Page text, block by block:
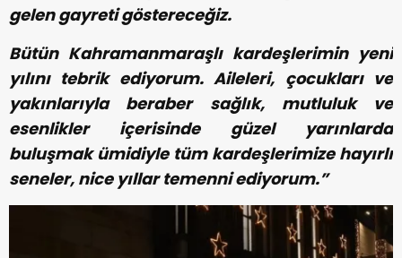
gelen gayreti göstereceğiz.
Bütün Kahramanmaraşlı kardeşlerimin yeni
yılını tebrik ediyorum. Aileleri, çocukları ve
yakınlarıyla beraber sağlık, mutluluk ve
esenlikler içerisinde güzel yarınlarda
buluşmak ümidiyle tüm kardeşlerimize hayırlı
seneler, nice yıllar temenni ediyorum.”